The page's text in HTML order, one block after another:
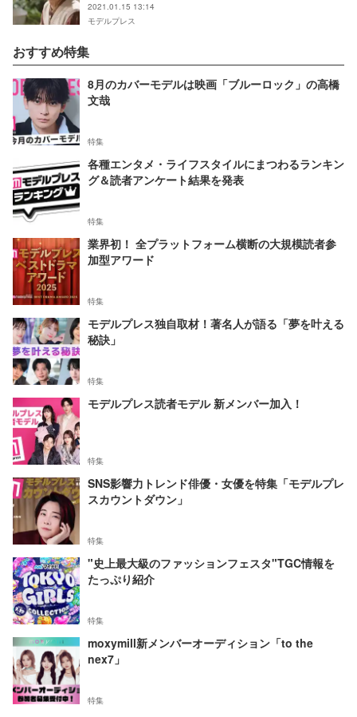
2021.01.15 13:14
モデルプレス
おすすめ特集
8月のカバーモデルは映画「ブルーロック」の高橋
文哉
特集
各種エンタメ・ライフスタイルにまつわるランキン
グ＆読者アンケート結果を発表
特集
業界初！ 全プラットフォーム横断の大規模読者参
加型アワード
特集
モデルプレス独自取材！著名人が語る「夢を叶える
秘訣」
特集
モデルプレス読者モデル 新メンバー加入！
特集
SNS影響力トレンド俳優・女優を特集「モデルプレ
スカウントダウン」
特集
"史上最大級のファッションフェスタ"TGC情報を
たっぷり紹介
特集
moxymill新メンバーオーディション「to the
nex7」
特集